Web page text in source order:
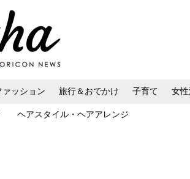
ヘアスタイル・ヘアアレンジ
ァッション 旅行＆おでかけ 子育て 女